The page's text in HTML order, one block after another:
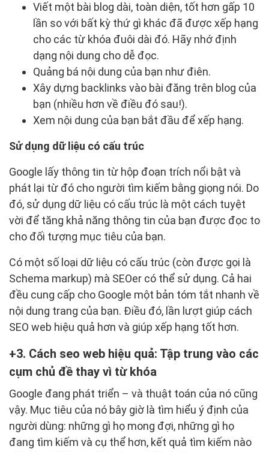
Viết một bài blog dài, toàn diện, tốt hơn gấp 10
lần so với bất kỳ thứ gì khác đã được xếp hạng
cho các từ khóa đuôi dài đó. Hãy nhớ định
dạng nội dung cho dễ đọc.
Quảng bá nội dung của bạn như điên.
Xây dựng backlinks vào bài đăng trên blog của
bạn (nhiều hơn về điều đó sau!).
Xem nội dung của bạn bắt đầu để xếp hạng.
Sử dụng dữ liệu có cấu trúc
Google lấy thông tin từ hộp đoạn trích nổi bật và
phát lại từ đó cho người tìm kiếm bằng giọng nói. Do
đó, sử dụng dữ liệu có cấu trúc là một cách tuyệt
vời để tăng khả năng thông tin của bạn được đọc to
cho đối tượng mục tiêu của bạn.
Có một số loại dữ liệu có cấu trúc (còn được gọi là
Schema markup) mà SEOer có thể sử dụng. Cả hai
đều cung cấp cho Google một bản tóm tắt nhanh về
nội dung trang của bạn. Điều đó, lần lượt giúp cách
SEO web hiệu quả hơn và giúp xếp hạng tốt hơn.
3. Cách seo web hiệu quả: Tập trung vào các
cụm chủ đề thay vì từ khóa
Google đang phát triển – và thuật toán của nó cũng
vậy. Mục tiêu của nó bây giờ là tìm hiểu ý định của
người dùng: những gì họ mong đợi, những gì họ
đang tìm kiếm và cụ thể hơn, kết quả tìm kiếm nào